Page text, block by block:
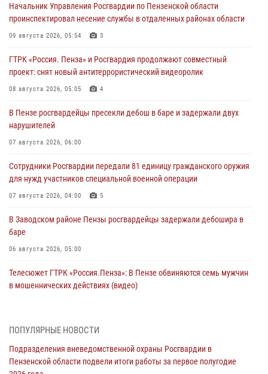
Начальник Управления Росгвардии по Пензенской области
проинспектировал несение службы в отдаленных районах области
09 августа 2026, 05:54 3
ГТРК «Россия. Пенза» и Росгвардия продолжают совместный
проект: снят новый антитеррористический видеоролик
08 августа 2026, 05:05 4
В Пензе росгвардейцы пресекли дебош в баре и задержали двух
нарушителей
07 августа 2026, 06:00
Сотрудники Росгвардии передали 81 единицу гражданского оружия
для нужд участников специальной военной операции
07 августа 2026, 04:00 5
В Заводском районе Пензы росгвардейцы задержали дебошира в
баре
06 августа 2026, 05:00
Телесюжет ГТРК «Россия.Пенза»: В Пензе обвиняются семь мужчин
в мошеннических действиях (видео)
В Заречном росгвардейцы почтили память легендарного генерала
05 августа 2026, 07:00
ПОПУЛЯРНЫЕ НОВОСТИ
Подразделения вневедомственной охраны Росгвардии в
Пензенской области подвели итоги работы за первое полугодие